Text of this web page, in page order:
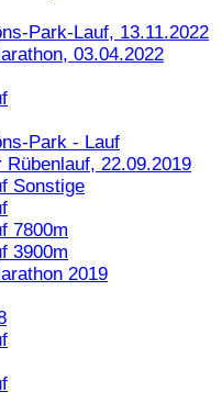
Park-Lauf, 13.11.2022
03.04.2022
Park - Lauf
22.09.2019
Sonstige
7800m
3900m
2019